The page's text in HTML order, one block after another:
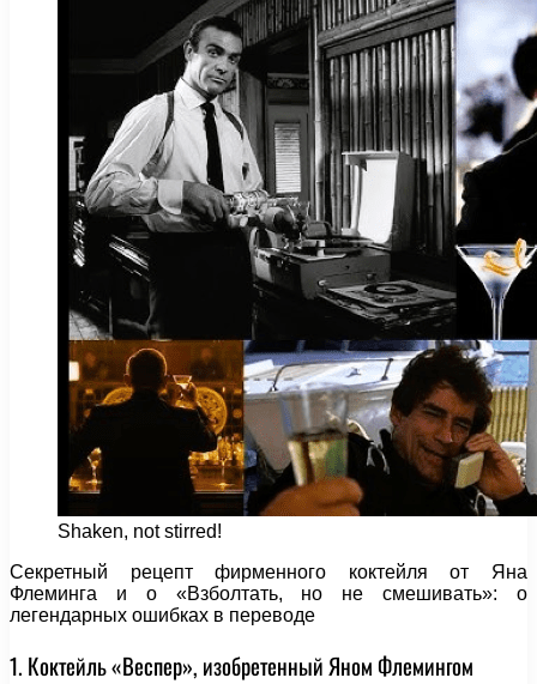
Shaken, not stirred!
Секретный рецепт фирменного коктейля от Яна
Флеминга и о «Взболтать, но не смешивать»: о
легендарных ошибках в переводе
1. Коктейль «Веспер», изобретенный Яном Флемингом